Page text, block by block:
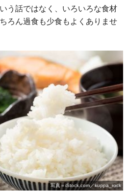
う話ではなく、いろいろな食材
ろん過食も少食もよくありませ
写真＝iStock.com／kuppa_rock